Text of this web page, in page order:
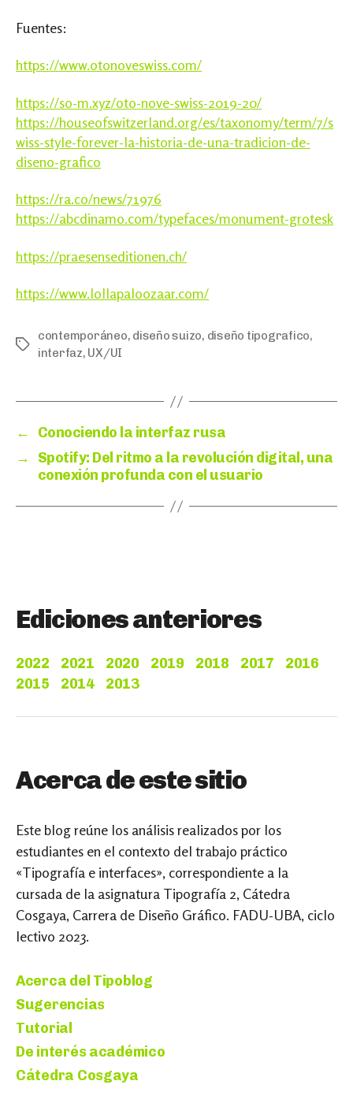
Fuentes:
https://www.otonoveswiss.com/
https://so-m.xyz/oto-nove-swiss-2019-20/
https://houseofswitzerland.org/es/taxonomy/term/7/s
wiss-style-forever-la-historia-de-una-tradicion-de-
diseno-grafico
https://ra.co/news/71976
https://abcdinamo.com/typefaces/monument-grotesk
https://praesenseditionen.ch/
https://www.lollapaloozaar.com/
Tags
contemporáneo, diseño suizo, diseño tipografico,
interfaz, UX/UI
←
Conociendo la interfaz rusa
→
Spotify: Del ritmo a la revolución digital, una
conexión profunda con el usuario
Ediciones anteriores
2022 2021 2020 2019 2018 2017
2016
2015
2014 2013
Acerca de este sitio
Este blog reúne los análisis realizados por los
estudiantes en el contexto del trabajo práctico
«Tipografía e interfaces», correspondiente a la
cursada de la asignatura Tipografía 2, Cátedra
Cosgaya, Carrera de Diseño Gráfico. FADU-UBA, ciclo
lectivo 2023.
Acerca del Tipoblog
Sugerencias
Tutorial
De interés académico
Cátedra Cosgaya